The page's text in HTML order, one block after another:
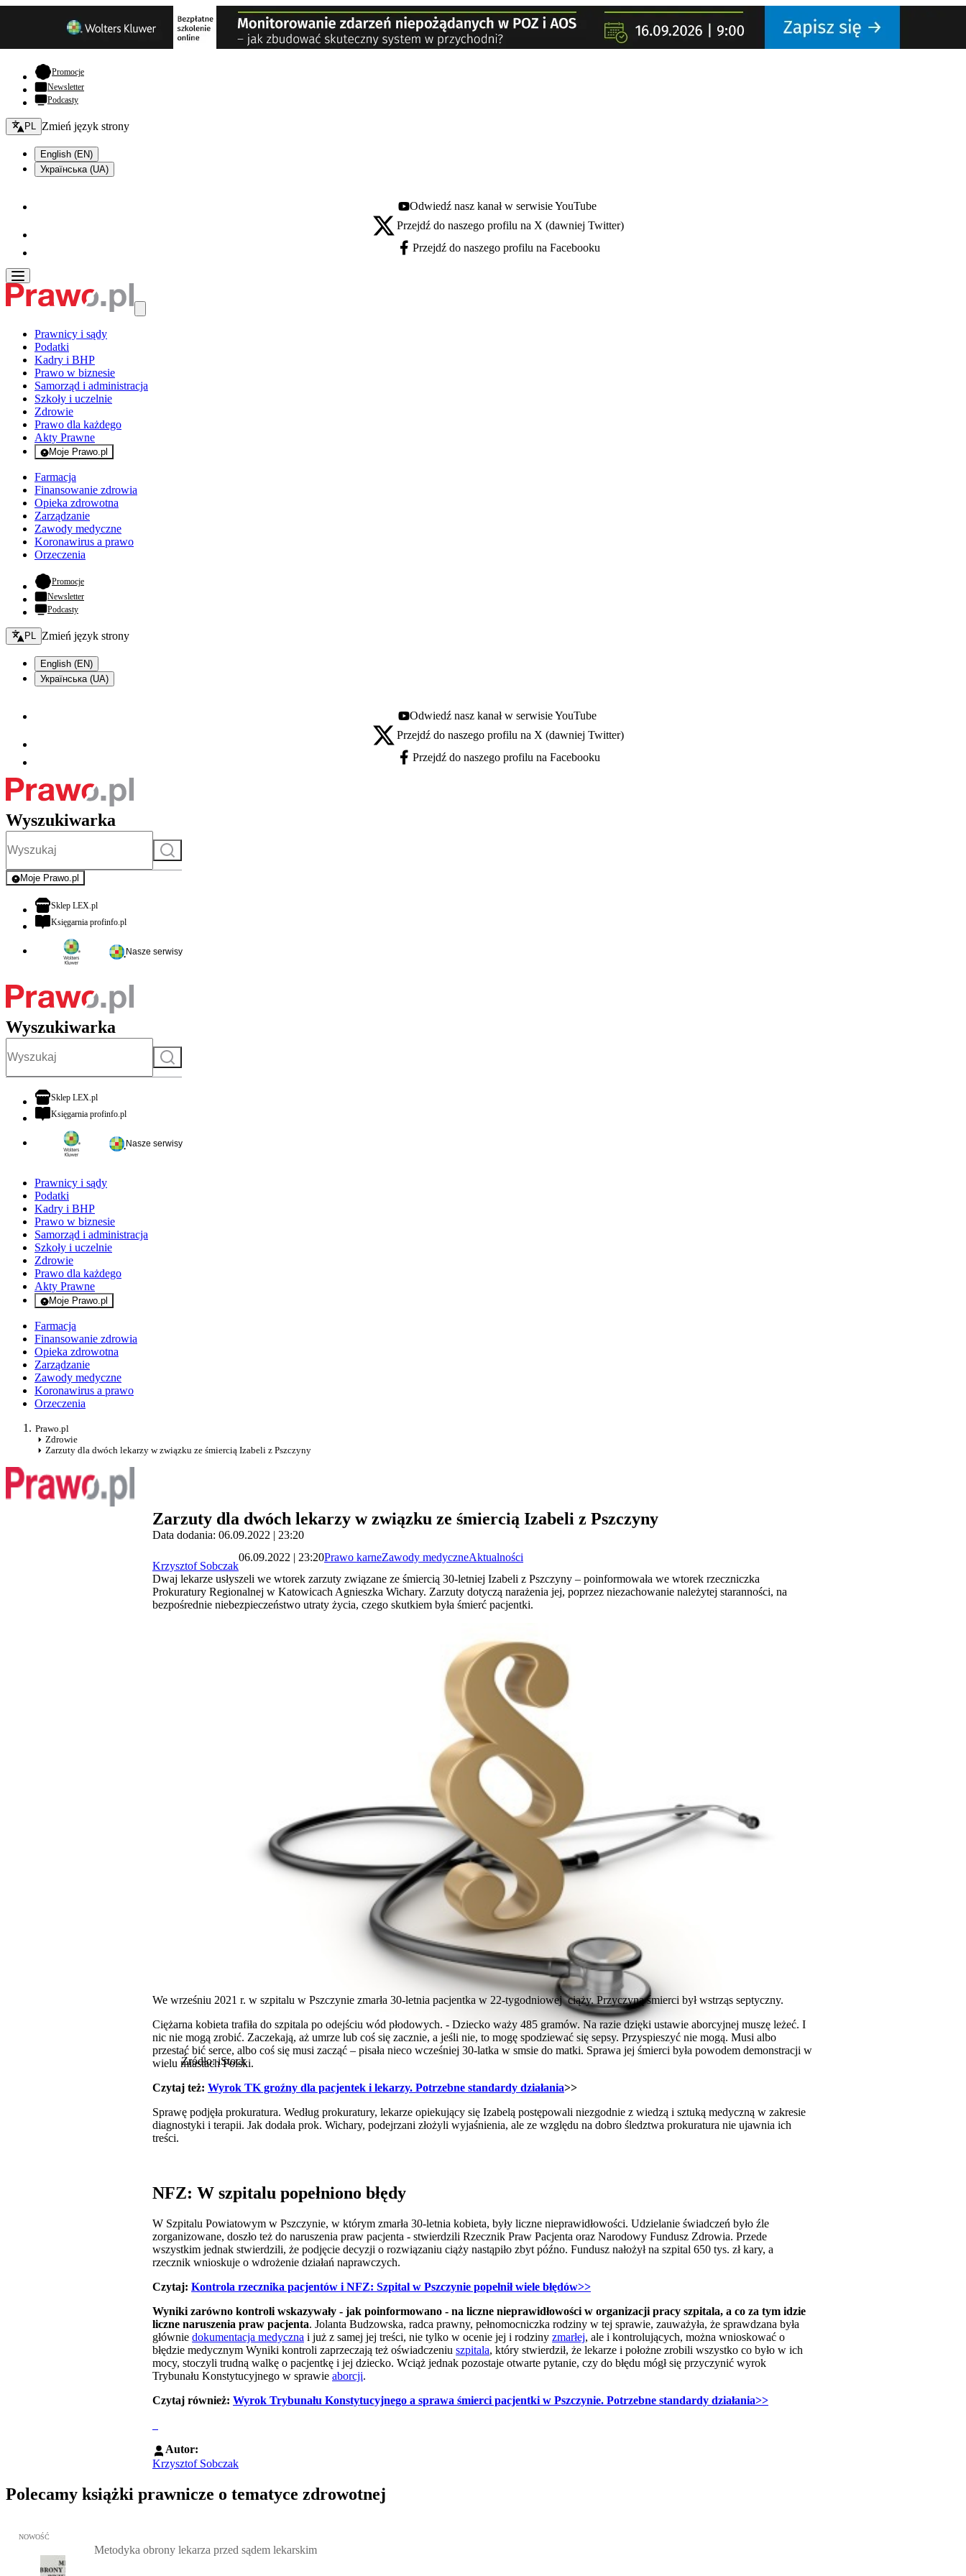
Promocje- otwiera się w nowej karcie
Newsletter
Podcasty
Zmień język - bieżący:
PL Zmień język strony
English (EN)
Українська (UA)
Youtube - otwiera się w nowej karcie
Odwiedź nasz kanał w serwisie YouTube
X - otwiera się w nowej karcie
Przejdź do naszego profilu na X (dawniej Twitter)
Facebook - otwiera się w nowej karcie
Przejdź do naszego profilu na Facebooku
Prawnicy i sądy
Podatki
Kadry i BHP
Prawo w biznesie
Samorząd i administracja
Szkoły i uczelnie
Zdrowie
Prawo dla każdego
Akty Prawne
Moje Prawo.pl
- rejestracja i logowanie do serwisu
Farmacja
Finansowanie zdrowia
Opieka zdrowotna
Zarządzanie
Zawody medyczne
Koronawirus a prawo
Orzeczenia
Promocje- otwiera się w nowej karcie
Newsletter
Podcasty
Zmień język - bieżący:
PL Zmień język strony
English (EN)
Українська (UA)
Youtube - otwiera się w nowej karcie
Odwiedź nasz kanał w serwisie YouTube
X - otwiera się w nowej karcie
Przejdź do naszego profilu na X (dawniej Twitter)
Facebook - otwiera się w nowej karcie
Przejdź do naszego profilu na Facebooku
Wyszukiwarka
Szukaj
Moje Prawo.pl
- rejestracja i logowanie do serwisu
Sklep LEX.plotwiera się w nowej karcie
Księgarnia profinfo.plotwiera się w nowej karcie
Nasze serwisy
Wyszukiwarka
Szukaj
Sklep LEX.plotwiera się w nowej karcie
Księgarnia profinfo.plotwiera się w nowej karcie
Nasze serwisy
Prawnicy i sądy
Podatki
Kadry i BHP
Prawo w biznesie
Samorząd i administracja
Szkoły i uczelnie
Zdrowie
Prawo dla każdego
Akty Prawne
Moje Prawo.pl
- rejestracja i logowanie do serwisu
Farmacja
Finansowanie zdrowia
Opieka zdrowotna
Zarządzanie
Zawody medyczne
Koronawirus a prawo
Orzeczenia
Prawo.pl
Zdrowie
Zarzuty dla dwóch lekarzy w związku ze śmiercią Izabeli z Pszczyny
Zarzuty dla dwóch lekarzy w związku ze śmiercią Izabeli z Pszczyny
Data dodania: 06.09.2022 | 23:20
Krzysztof Sobczak
06.09.2022 | 23:20Prawo karneZawody medyczneAktualności
Dwaj lekarze usłyszeli we wtorek zarzuty związane ze śmiercią 30-letniej Izabeli z Pszczyny – poinformowała we wtorek rzeczniczka
Prokuratury Regionalnej w Katowicach Agnieszka Wichary. Zarzuty dotyczą narażenia jej, poprzez niezachowanie należytej staranności, na
bezpośrednie niebezpieczeństwo utraty życia, czego skutkiem była śmierć pacjentki.
Źródło: iStock
We wrześniu 2021 r. w szpitalu w Pszczynie zmarła 30-letnia pacjentka w 22-tygodniowej ciąży. Przyczyną śmierci był wstrząs septyczny.
Ciężarna kobieta trafiła do szpitala po odejściu wód płodowych. - Dziecko waży 485 gramów. Na razie dzięki ustawie aborcyjnej muszę leżeć. I
nic nie mogą zrobić. Zaczekają, aż umrze lub coś się zacznie, a jeśli nie, to mogę spodziewać się sepsy. Przyspieszyć nie mogą. Musi albo
przestać bić serce, albo coś się musi zacząć – pisała nieco wcześniej 30-latka w smsie do matki. Sprawa jej śmierci była powodem demonstracji w
wielu miastach Polski.
Czytaj też: Wyrok TK groźny dla pacjentek i lekarzy. Potrzebne standardy działania>>
Sprawę podjęła prokuratura. Według prokuratury, lekarze opiekujący się Izabelą postępowali niezgodnie z wiedzą i sztuką medyczną w zakresie
diagnostyki i terapii. Jak dodała prok. Wichary, podejrzani złożyli wyjaśnienia, ale ze względu na dobro śledztwa prokuratura nie ujawnia ich
treści.
NFZ: W szpitalu popełniono błędy
W Szpitalu Powiatowym w Pszczynie, w którym zmarła 30-letnia kobieta, były liczne nieprawidłowości. Udzielanie świadczeń było źle
zorganizowane, doszło też do naruszenia praw pacjenta - stwierdzili Rzecznik Praw Pacjenta oraz Narodowy Fundusz Zdrowia. Przede
wszystkim jednak stwierdzili, że podjęcie decyzji o rozwiązaniu ciąży nastąpiło zbyt późno. Fundusz nałożył na szpital 650 tys. zł kary, a
rzecznik wnioskuje o wdrożenie działań naprawczych.
Czytaj: ​ Kontrola rzecznika pacjentów i NFZ: Szpital w Pszczynie popełnił wiele błędów>>
Wyniki zarówno kontroli wskazywały - jak poinformowano - na liczne nieprawidłowości w organizacji pracy szpitala, a co za tym idzie
liczne naruszenia praw pacjenta. Jolanta Budzowska, radca prawny, pełnomocniczka rodziny w tej sprawie, zauważyła, że sprawdzana była
głównie dokumentacja medyczna i już z samej jej treści, nie tylko w ocenie jej i rodziny zmarłej, ale i kontrolujących, można wnioskować o
błędzie medycznym Wyniki kontroli zaprzeczają też oświadczeniu szpitala, który stwierdził, że lekarze i położne zro­bili wszys­tko co było w ich
mocy, stoczyli trudną walkę o pac­jen­tkę i jej dziecko. Wciąż jednak pozostaje otwarte pytanie, czy do błędu mógł się przyczynić wyrok
Trybunału Konstytucyjnego w sprawie aborcji.
Czytaj również: Wyrok Trybunału Konstytucyjnego a sprawa śmierci pacjentki w Pszczynie. Potrzebne standardy działania>>
Autor:
Krzysztof Sobczak
Polecamy książki prawnicze o tematyce zdrowotnej
Przejdź do: Metodyka obrony lekarza przed sądem lekarskim, Marcin Burdzik, Radosław Tymiński - otwiera się w nowym oknie
NOWOŚĆ
Metodyka obrony lekarza przed sądem lekarskim